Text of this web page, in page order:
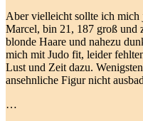
Aber vielleicht sollte ich mich
Marcel, bin 21, 187 groß und
blonde Haare und nahezu
mich mit Judo fit, leider
Lust und Zeit dazu.
ansehnliche Figur nicht
…